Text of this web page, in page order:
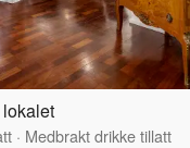
· Medbrakt drikke tillatt